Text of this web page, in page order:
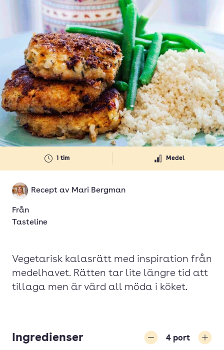
1 tim Medel
Recept av Mari Bergman
Från
Tasteline
Vegetarisk kalasrätt med inspiration från
medelhavet. Rätten tar lite längre tid att
tillaga men är värd all möda i köket.
Ingredienser 4 port